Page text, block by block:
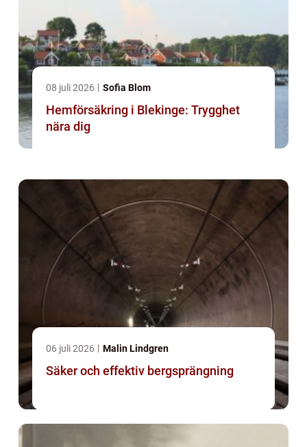
08 juli 2026 Sofia Blom
Hemförsäkring i Blekinge: Trygghet
nära dig
06 juli 2026 Malin Lindgren
Säker och effektiv bergsprängning